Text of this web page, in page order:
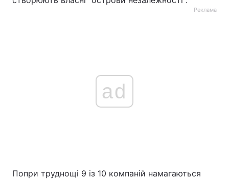
Реклама
ad
Попри труднощі 9 із 10 компаній намагаються